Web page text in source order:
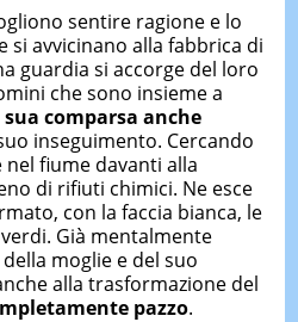
sentire ragione e lo
si avvicinano alla fabbrica di
guardia si accorge del loro
che sono insieme a
comparsa anche
inseguimento. Cercando
nel fiume davanti alla
di rifiuti chimici. Ne esce
con la faccia bianca, le
Già mentalmente
moglie e del suo
alla trasformazione del
pazzo.